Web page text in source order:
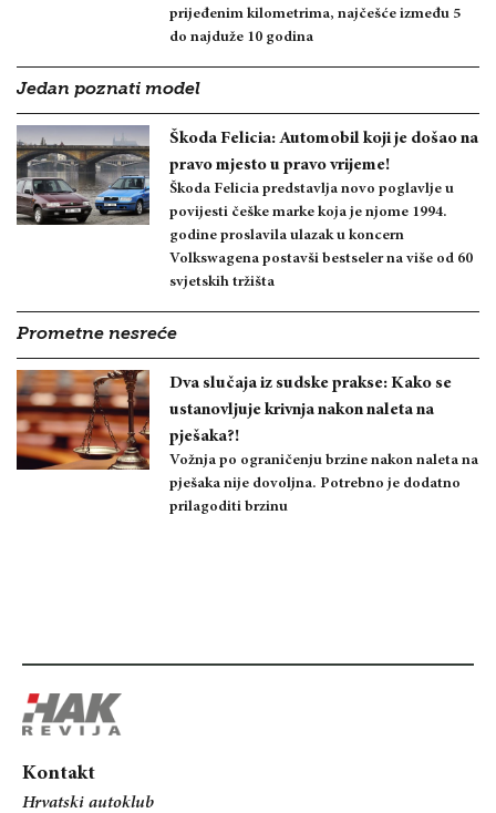
prijeđenim kilometrima, najčešće između 5
do najduže 10 godina
Jedan poznati model
Škoda Felicia: Automobil koji je došao na
pravo mjesto u pravo vrijeme!
Škoda Felicia predstavlja novo poglavlje u
povijesti češke marke koja je njome 1994.
godine proslavila ulazak u koncern
Volkswagena postavši bestseler na više od 60
svjetskih tržišta
Prometne nesreće
Dva slučaja iz sudske prakse: Kako se
ustanovljuje krivnja nakon naleta na
pješaka?!
Vožnja po ograničenju brzine nakon naleta na
pješaka nije dovoljna. Potrebno je dodatno
prilagoditi brzinu
Kontakt
Hrvatski autoklub